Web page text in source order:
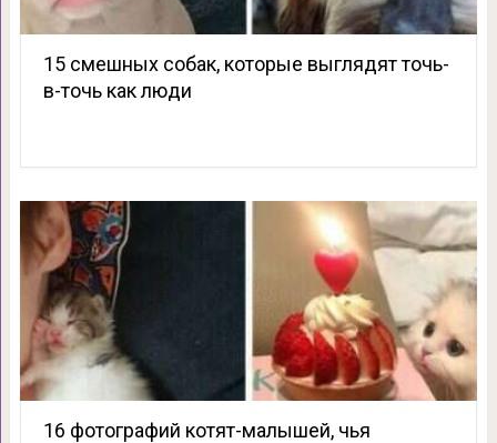
15 смешных собак, которые выглядят точь-
в-точь как люди
16 фотографий котят-малышей, чья